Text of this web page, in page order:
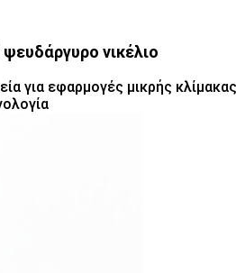
νικέλιο
για εφαρμογές μικρής